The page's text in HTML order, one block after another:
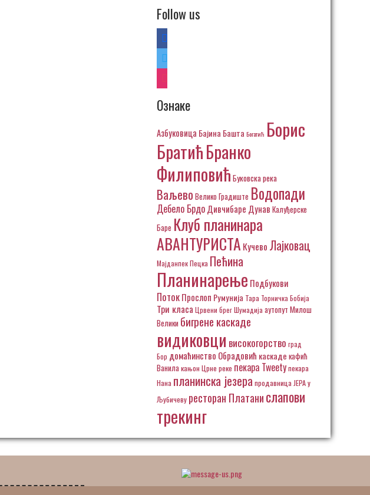
Follow us
facebook
twitter
instagram
Ознаке
Азбуковица Бајина Башта Богатић Борис
БратићБранко
Филиповић Буковска река
Ваљево Велико Градиште Водопади
Дебело БрдоДивчибаре Дунав Калуђерске
Баре Клуб планинара
АВАНТУРИСТА Кучево Лајковац
МајданпекПецка Пећина
Планинарење Подбукови
ПотокПрослоп Румунија Тара Торничка Бобија
Три класа Црвени брегШумадија аутопут Милош
Велики бигрене каскаде
видиковци високогорство град
Бор домаћинство Обрадовић каскаде кафић
Ванила кањон Црне реке пекара Tweetyпекара
Нана планинска језера продавница ЈЕРА у
Љубичеву ресторан Платанислапови
трекинг